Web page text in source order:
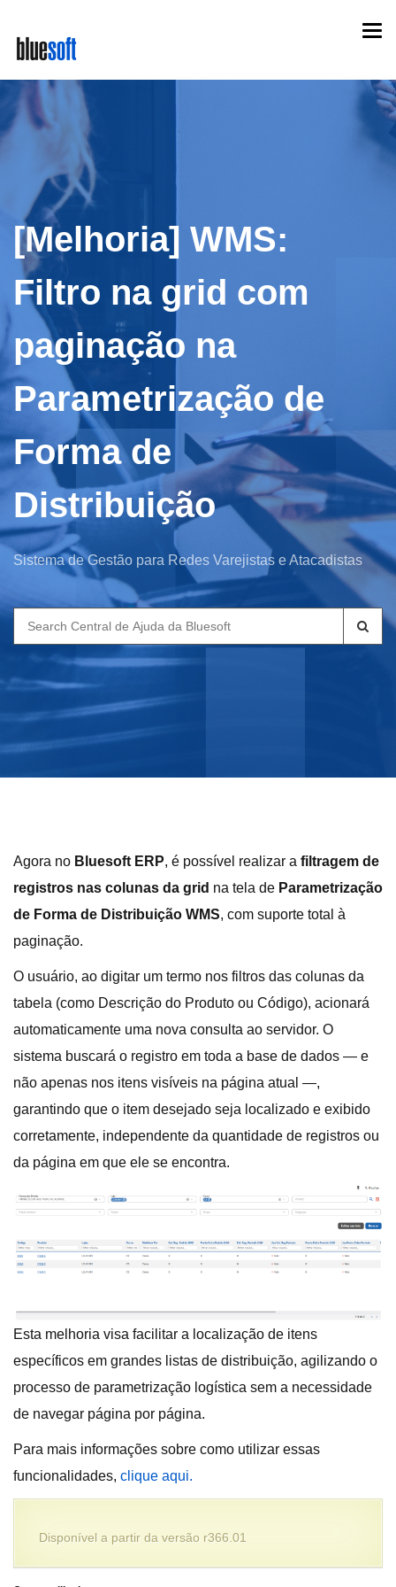
main
content
[Melhoria] WMS:
Filtro na grid com
paginação na
Parametrização de
Forma de
Distribuição
Sistema de Gestão para Redes Varejistas e Atacadistas
Search
for:
Agora no Bluesoft ERP, é possível realizar a filtragem de
registros nas colunas da grid na tela de Parametrização
de Forma de Distribuição WMS, com suporte total à
paginação.
O usuário, ao digitar um termo nos filtros das colunas da
tabela (como Descrição do Produto ou Código), acionará
automaticamente uma nova consulta ao servidor. O
sistema buscará o registro em toda a base de dados — e
não apenas nos itens visíveis na página atual —,
garantindo que o item desejado seja localizado e exibido
corretamente, independente da quantidade de registros ou
da página em que ele se encontra.
Esta melhoria visa facilitar a localização de itens
específicos em grandes listas de distribuição, agilizando o
processo de parametrização logística sem a necessidade
de navegar página por página.
Para mais informações sobre como utilizar essas
funcionalidades, clique aqui.
Disponível a partir da versão r366.01